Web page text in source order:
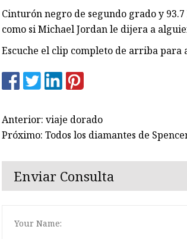
Cinturón negro de segundo grado y
como si Michael Jordan le dijera a
Escuche el clip completo de arriba
Anterior: viaje dorado
Próximo: Todos los diamantes de
Enviar Consulta